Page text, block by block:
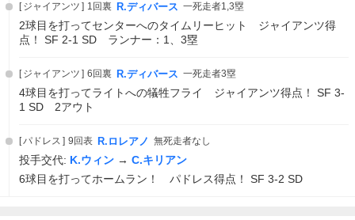
ジャイアンツ 1回裏 R.ディバース 一死走者1,3塁
2球目を打ってセンターへのタイムリーヒット ジャイアンツ得
点！ SF 2-1 SD ランナー：1、3塁
ジャイアンツ 6回裏 R.ディバース 一死走者3塁
4球目を打ってライトへの犠牲フライ ジャイアンツ得点！ SF 3-
1 SD 2アウト
パドレス 9回表 R.ロレアノ 無死走者なし
投手交代: K.ウィン → C.キリアン
6球目を打ってホームラン！ パドレス得点！ SF 3-2 SD